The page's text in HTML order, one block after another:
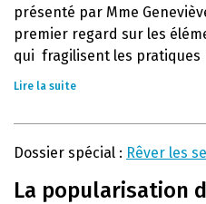
présenté par Mme
premier regard sur les
qui fragilisent les pratiques
Lire la suite
Dossier spécial : Rêver les
La popularisation